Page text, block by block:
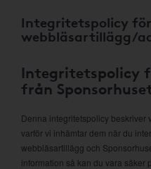
Integritetspolicy
webbläsartillägg/
Integritetspolicy
från
Denna integritetspolicy beskriver
varför vi inhämtar dem när du
webbläsartillägg och
information så kan du vara säker